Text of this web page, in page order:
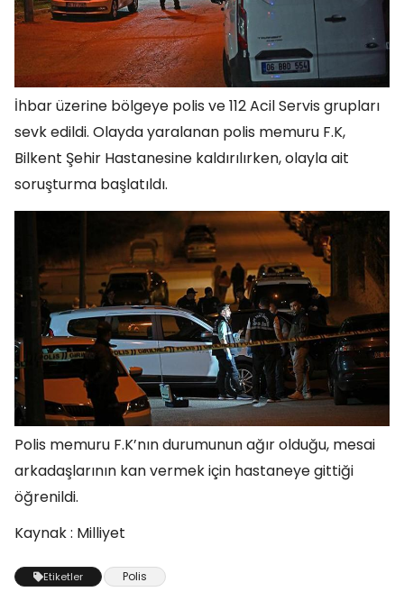
İhbar üzerine bölgeye polis ve 112 Acil Servis grupları
sevk edildi. Olayda yaralanan polis memuru F.K,
Bilkent Şehir Hastanesine kaldırılırken, olayla ait
soruşturma başlatıldı.
Polis memuru F.K’nın durumunun ağır olduğu, mesai
arkadaşlarının kan vermek için hastaneye gittiği
öğrenildi.
Kaynak : Milliyet
Etiketler Polis